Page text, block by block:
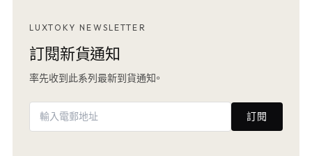
LUXTOKY NEWSLETTER
訂閱新貨通知
率先收到此系列最新到貨通知。
訂閱